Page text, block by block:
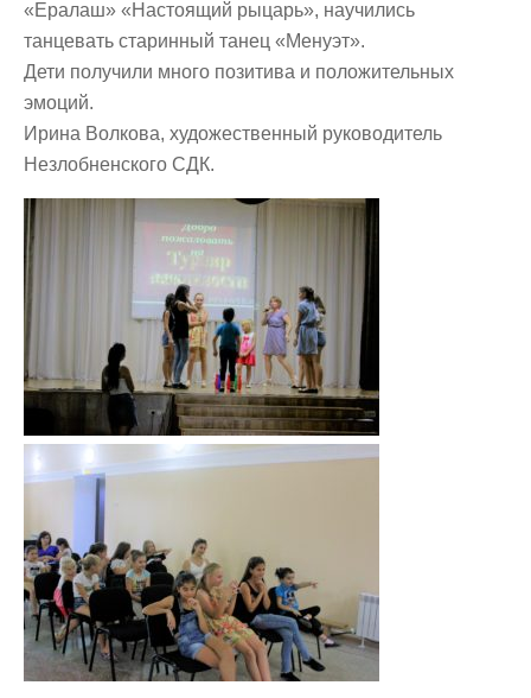
«Ералаш» «Настоящий рыцарь», научились
танцевать старинный танец «Менуэт».
Дети получили много позитива и положительных
эмоций.
Ирина Волкова, художественный руководитель
Незлобненского СДК.